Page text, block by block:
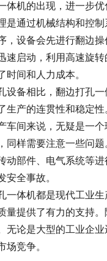
体机的出现，进一步优
是通过机械结构和控
，设备会先进行翻边
速启动，利用高速旋
时间和人力成本。
设备相比，翻边打孔
生产的连贯性和稳定
车间来说，无疑是一个
同样需要注意一些问
动部件、电气系统等
安全事故。
一体机都是现代工业
量提供了有力的支持
无论是大型的工业企
场竞争。